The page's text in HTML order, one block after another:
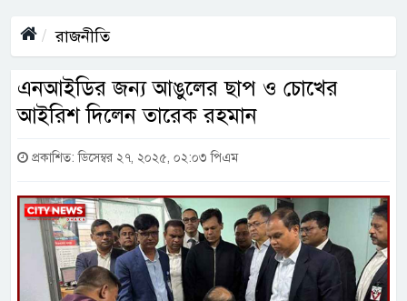
রাজনীতি
এনআইডির জন্য আঙুলের ছাপ ও চোখের
আইরিশ দিলেন তারেক রহমান
প্রকাশিত: ডিসেম্বর ২৭, ২০২৫, ০২:০৩ পিএম